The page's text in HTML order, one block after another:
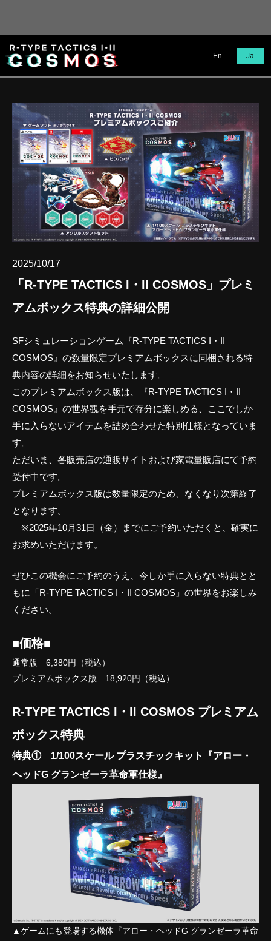
En Ja
2025/10/17
「R-TYPE TACTICS I・II COSMOS」プレミ
アムボックス特典の詳細公開
SFシミュレーションゲーム『R-TYPE TACTICS I・II
COSMOS』の数量限定プレミアムボックスに同梱される特
典内容の詳細をお知らせいたします。
このプレミアムボックス版は、『R-TYPE TACTICS I・II
COSMOS』の世界観を手元で存分に楽しめる、ここでしか
手に入らないアイテムを詰め合わせた特別仕様となっていま
す。
ただいま、各販売店の通販サイトおよび家電量販店にて予約
受付中です。
プレミアムボックス版は数量限定のため、なくなり次第終了
となります。
※2025年10月31日（金）までにご予約いただくと、確実に
お求めいただけます。
ぜひこの機会にご予約のうえ、今しか手に入らない特典とと
もに「R-TYPE TACTICS I・II COSMOS」の世界をお楽しみ
ください。
■価格■
通常版 6,380円（税込）
プレミアムボックス版 18,920円（税込）
R-TYPE TACTICS I・II COSMOS プレミアム
ボックス特典
特典① 1/100スケール プラスチックキット『アロー・
ヘッドG グランゼーラ革命軍仕様』
▲ゲームにも登場する機体『アロー・ヘッドG グランゼーラ革命